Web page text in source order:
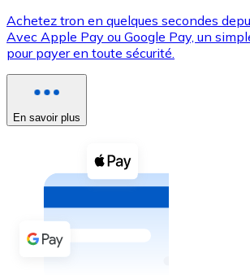
XRP
XRP
Voir toutes
Coupons crypto
Achetez des cryptomonnaies en
Acheter avec espèces
Virement SEPA
Achetez tron en quelques secondes
Avec Apple Pay ou Google Pay, un
pour payer en toute sécurité.
En savoir plus